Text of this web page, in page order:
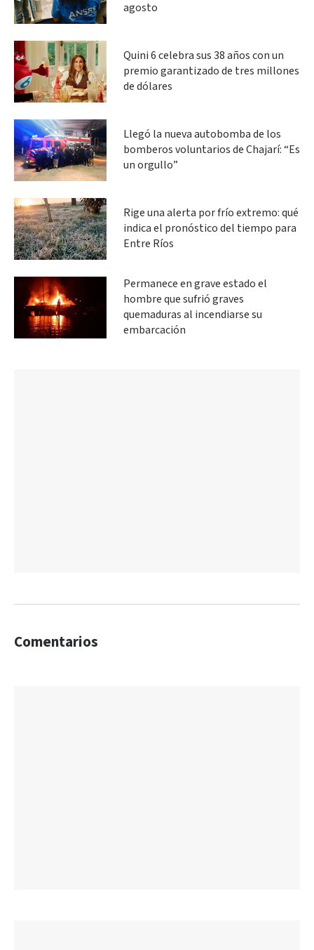
agosto
Quini 6 celebra sus 38 años con un
premio garantizado de tres millones
de dólares
Llegó la nueva autobomba de los
bomberos voluntarios de Chajarí: “Es
un orgullo”
Rige una alerta por frío extremo: qué
indica el pronóstico del tiempo para
Entre Ríos
Permanece en grave estado el
hombre que sufrió graves
quemaduras al incendiarse su
embarcación
Comentarios